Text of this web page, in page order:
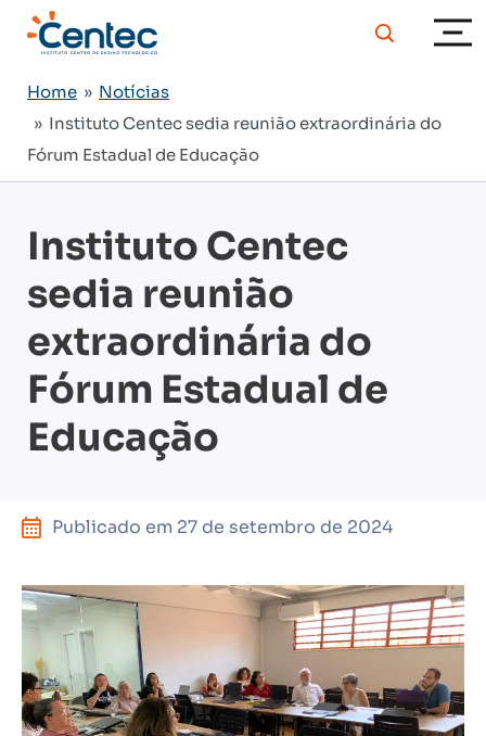
Home » Notícias
» Instituto Centec sedia reunião extraordinária do
Fórum Estadual de Educação
Instituto Centec
sedia reunião
extraordinária do
Fórum Estadual de
Educação
Publicado em 27 de setembro de 2024